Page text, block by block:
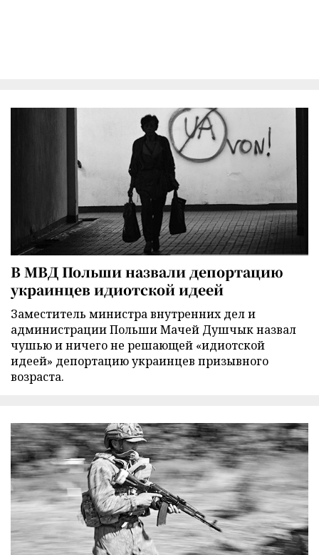
В МВД Польши назвали депортацию
украинцев идиотской идеей
Заместитель министра внутренних дел и
администрации Польши Мачей Душчык назвал
чушью и ничего не решающей «идиотской
идеей» депортацию украинцев призывного
возраста.